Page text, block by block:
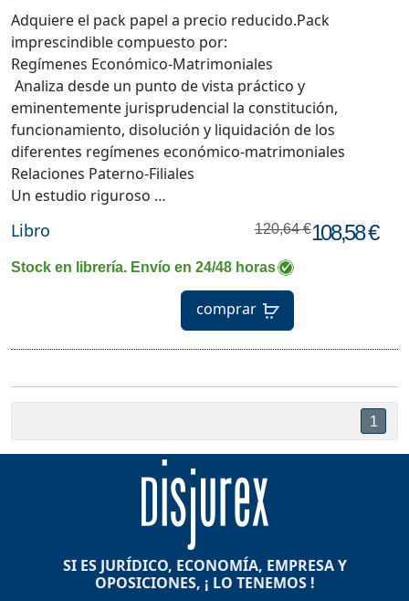
Libro 120,64 €108,58 €
Stock en librería. Envío en 24/48 horas
comprar
Adquiere el pack papel a precio reducido.Pack
imprescindible compuesto por:
Regímenes Económico-Matrimoniales
Analiza desde un punto de vista práctico y
eminentemente jurisprudencial la constitución,
funcionamiento, disolución y liquidación de los
diferentes regímenes económico-matrimoniales
Relaciones Paterno-Filiales
Un estudio riguroso …
1
SI ES JURÍDICO, ECONOMÍA, EMPRESA Y
OPOSICIONES, ¡ LO TENEMOS !